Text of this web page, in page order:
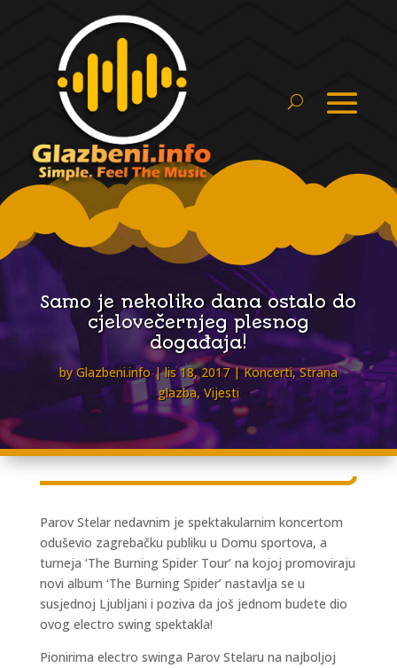
Samo je nekoliko dana ostalo do
cjelovečernjeg plesnog
događaja!
byGlazbeni.info lis 18, 2017 Koncerti,Strana
glazba, Vijesti
Parov Stelar nedavnim je spektakularnim koncertom
oduševio zagrebačku publiku u Domu sportova, a
turneja ‘The Burning Spider Tour’ na kojoj promoviraju
novi album ‘The Burning Spider’ nastavlja se u
susjednoj Ljubljani i poziva da još jednom budete dio
ovog electro swing spektakla!
Pionirima electro swinga Parov Stelaru na najboljoj